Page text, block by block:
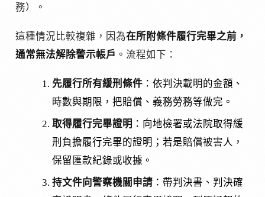
務）。
這種情況比較複雜，因為在所附條件履行完畢之前，
通常無法解除警示帳戶 。流程如下：
先履行所有緩刑條件 ：依判決載明的金額、
時數與期限，把賠償、義務勞務等做完。
取得履行完畢證明 ：向地檢署或法院取得緩
刑負擔履行完畢的證明；若是賠償被害人，
保留匯款紀錄或收據。
持文件向警察機關申請 ：帶判決書、判決確